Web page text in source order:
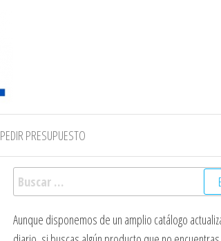
PEDIR PRESUPUESTO
Buscar:
Aunque disponemos de un amplio catálogo